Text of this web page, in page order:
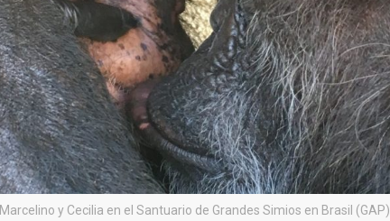
Marcelino y Cecilia en el Santuario de Grandes Simios en Brasil (GAP)